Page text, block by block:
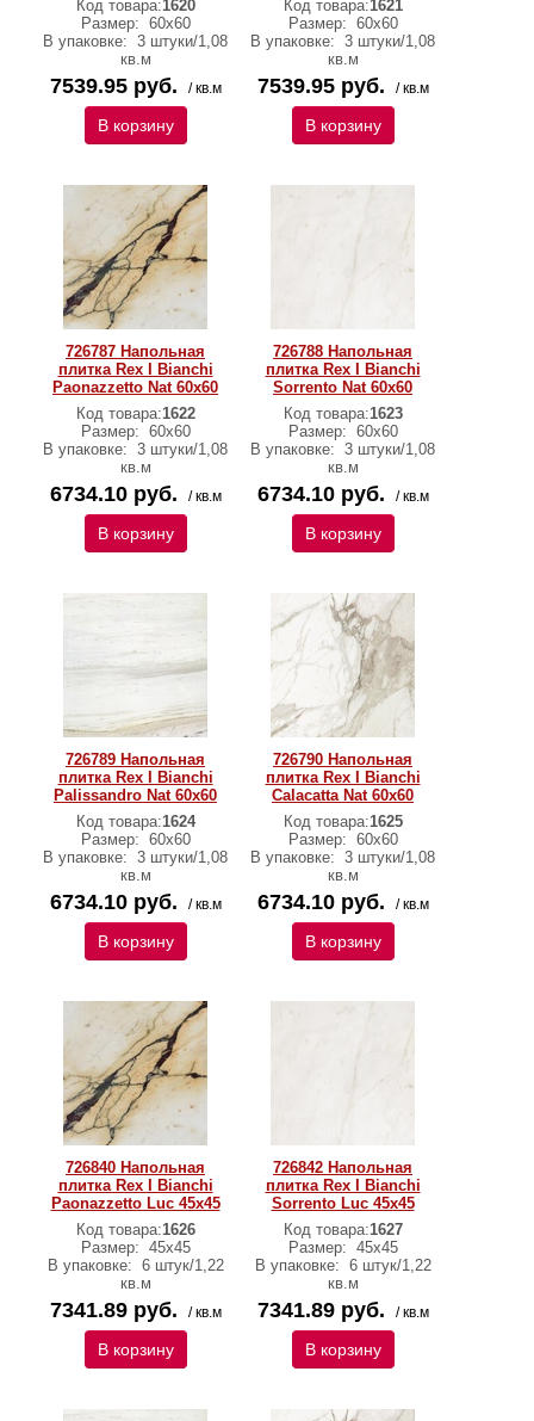
Код товара:1620
Размер: 60х60
В упаковке: 3 штуки/1,08
кв.м
7539.95 руб. / кв.м
В корзину
Код товара:1621
Размер: 60х60
В упаковке: 3 штуки/1,08
кв.м
7539.95 руб. / кв.м
В корзину
726787 Напольная
плитка Rex I Bianchi
Paonazzetto Nat 60x60
Код товара:1622
Размер: 60х60
В упаковке: 3 штуки/1,08
кв.м
6734.10 руб. / кв.м
В корзину
726788 Напольная
плитка Rex I Bianchi
Sorrento Nat 60x60
Код товара:1623
Размер: 60х60
В упаковке: 3 штуки/1,08
кв.м
6734.10 руб. / кв.м
В корзину
726789 Напольная
плитка Rex I Bianchi
Palissandro Nat 60x60
Код товара:1624
Размер: 60х60
В упаковке: 3 штуки/1,08
кв.м
6734.10 руб. / кв.м
В корзину
726790 Напольная
плитка Rex I Bianchi
Calacatta Nat 60x60
Код товара:1625
Размер: 60х60
В упаковке: 3 штуки/1,08
кв.м
6734.10 руб. / кв.м
В корзину
726840 Напольная
плитка Rex I Bianchi
Paonazzetto Luc 45x45
Код товара:1626
Размер: 45х45
В упаковке: 6 штук/1,22
кв.м
7341.89 руб. / кв.м
В корзину
726842 Напольная
плитка Rex I Bianchi
Sorrento Luc 45x45
Код товара:1627
Размер: 45х45
В упаковке: 6 штук/1,22
кв.м
7341.89 руб. / кв.м
В корзину